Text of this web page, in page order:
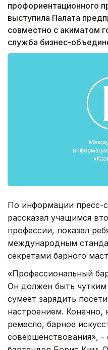
профориентационного
выступила Палата
совместно с акиматом
служба бизнес-
По информации пресс-
рассказал учащимся
профессии, показал
международным
секретами барного
«Профессиональный
Он должен быть
сумеет зарядить
настроением. Конечно,
ремесло, барное
совершенствования», -